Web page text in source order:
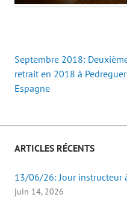
Post
navigation
Septembre 2018:
retrait en 2018 à
Espagne
ARTICLES RÉCENTS
13/06/26: Jour instructeur
juin 14, 2026